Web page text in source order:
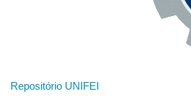
Repositório UNIFEI